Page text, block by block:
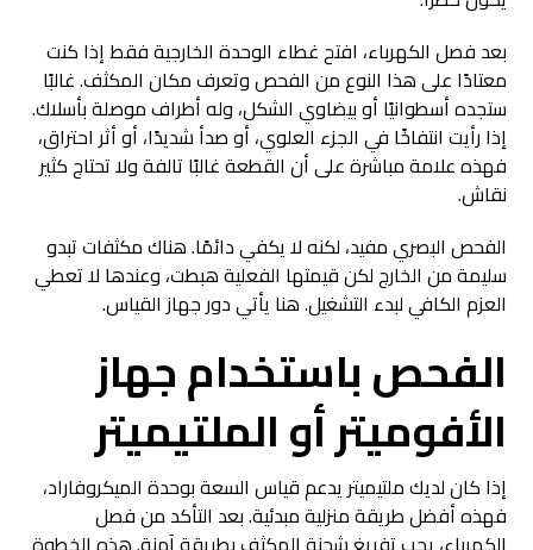
بعد فصل الكهرباء، افتح غطاء الوحدة الخارجية فقط إذا كنت
معتادًا على هذا النوع من الفحص وتعرف مكان المكثف. غالبًا
ستجده أسطوانيًا أو بيضاوي الشكل، وله أطراف موصلة بأسلاك.
إذا رأيت انتفاخًا في الجزء العلوي، أو صدأ شديدًا، أو أثر احتراق،
فهذه علامة مباشرة على أن القطعة غالبًا تالفة ولا تحتاج كثير
نقاش.
الفحص البصري مفيد، لكنه لا يكفي دائمًا. هناك مكثفات تبدو
سليمة من الخارج لكن قيمتها الفعلية هبطت، وعندها لا تعطي
العزم الكافي لبدء التشغيل. هنا يأتي دور جهاز القياس.
الفحص باستخدام جهاز
الأفوميتر أو الملتيميتر
إذا كان لديك ملتيميتر يدعم قياس السعة بوحدة الميكروفاراد،
فهذه أفضل طريقة منزلية مبدئية. بعد التأكد من فصل